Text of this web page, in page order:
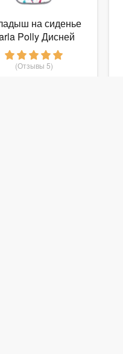
на сиденье
Polly Дисней
(Отзывы 5)